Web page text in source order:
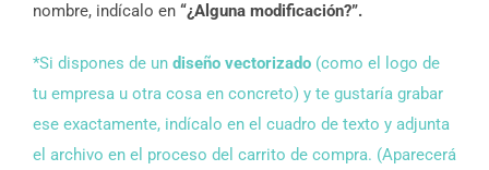
nombre, indícalo en “¿Alguna modificación?”.
*Si dispones de un diseño vectorizado (como el logo de
tu empresa u otra cosa en concreto) y te gustaría grabar
ese exactamente, indícalo en el cuadro de texto y adjunta
el archivo en el proceso del carrito de compra. (Aparecerá